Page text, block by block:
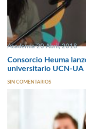
Academia 20 Abril, 2018
Consorcio Heuma
universitario UCN-UA
SIN COMENTARIOS